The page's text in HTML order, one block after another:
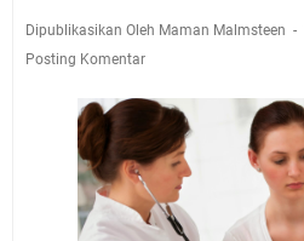
Dipublikasikan Oleh Maman Malmsteen
Posting Komentar